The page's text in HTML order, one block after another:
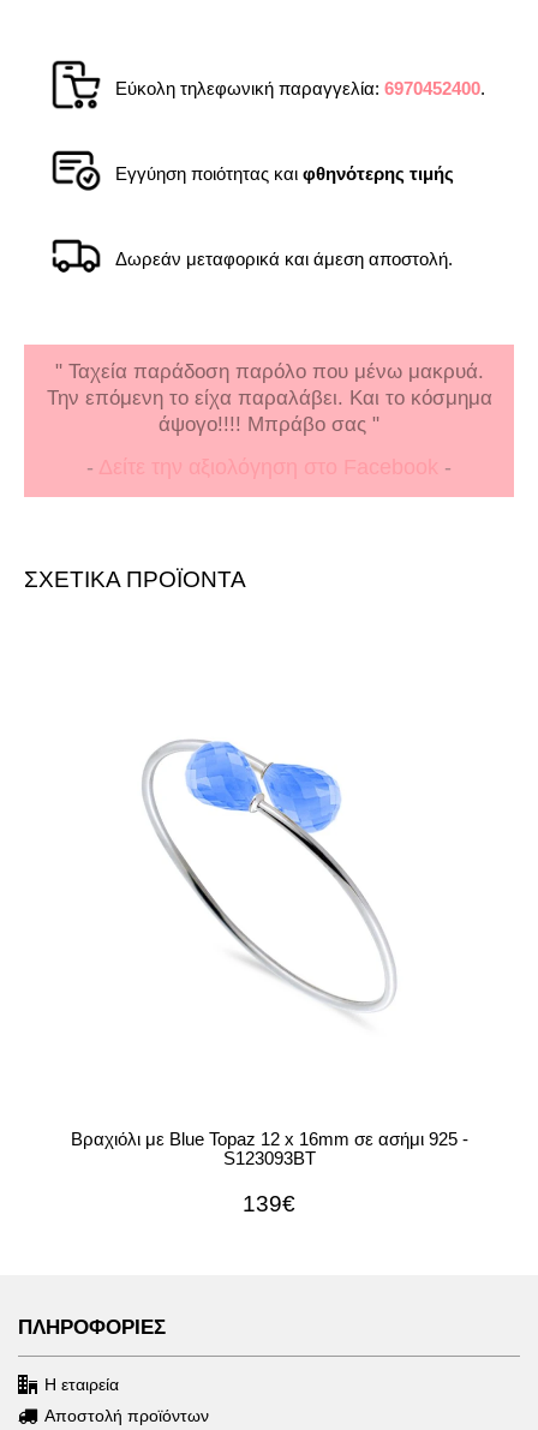
Εύκολη τηλεφωνική παραγγελία: 6970452400.
Εγγύηση ποιότητας και φθηνότερης τιμής
Δωρεάν μεταφορικά και άμεση αποστολή.
" Ταχεία παράδοση παρόλο που μένω μακρυά.
Την επόμενη το είχα παραλάβει. Και το κόσμημα
άψογο!!!! Μπράβο σας "
- Δείτε την αξιολόγηση στο Facebook -
ΣΧΕΤΙΚΑ ΠΡΟΪΟΝΤΑ
Βραχιόλι με Blue Topaz 12 x 16mm σε ασήμι 925 -
S123093BT
139€
ΠΛΗΡΟΦΟΡΙΕΣ
Η εταιρεία
Αποστολή προϊόντων